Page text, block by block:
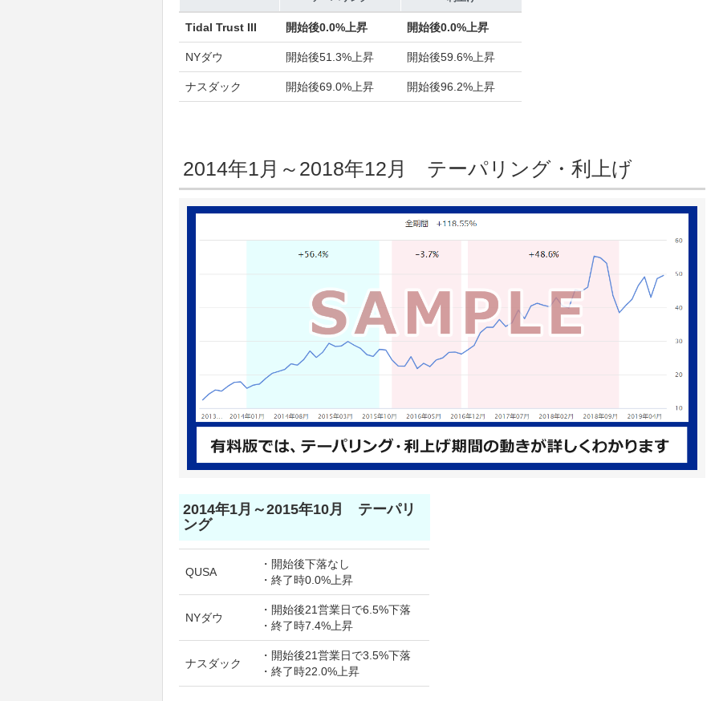
Tidal Trust III 開始後0.0%上昇 開始後0.0%上昇
NYダウ 開始後51.3%上昇 開始後59.6%上昇
ナスダック 開始後69.0%上昇 開始後96.2%上昇
2014年1月～2018年12月 テーパリング・利上げ
2014年1月～2015年10月 テーパリ
ング
QUSA
・開始後下落なし
・終了時0.0%上昇
NYダウ
・開始後21営業日で6.5%下落
・終了時7.4%上昇
ナスダック
・開始後21営業日で3.5%下落
・終了時22.0%上昇